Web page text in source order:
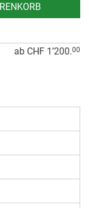
ab CHF 1’200.00